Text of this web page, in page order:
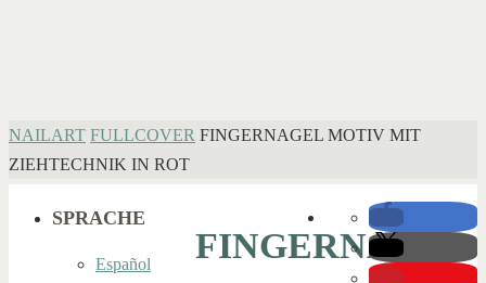
HOME
NAILART FULLCOVER FINGERNAGEL MOTIV MIT
ZIEHTECHNIK IN ROT
FINGERNAGEL
SPRACHE
Español